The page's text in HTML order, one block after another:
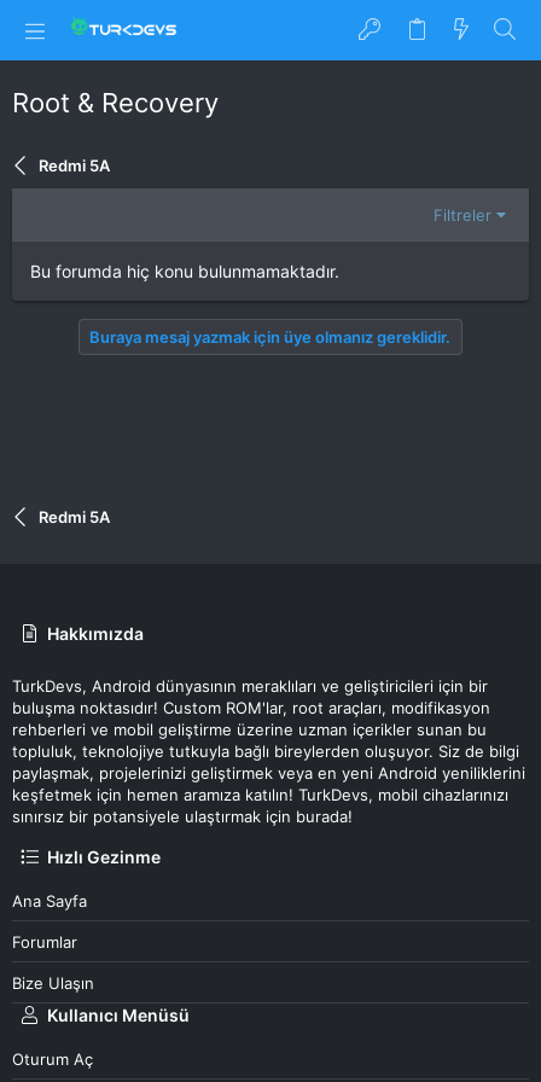
Root & Recovery
Redmi 5A
Filtreler
Bu forumda hiç konu bulunmamaktadır.
Buraya mesaj yazmak için üye olmanız gereklidir.
Redmi 5A
Hakkımızda
TurkDevs, Android dünyasının meraklıları ve geliştiricileri için bir
buluşma noktasıdır! Custom ROM'lar, root araçları, modifikasyon
rehberleri ve mobil geliştirme üzerine uzman içerikler sunan bu
topluluk, teknolojiye tutkuyla bağlı bireylerden oluşuyor. Siz de bilgi
paylaşmak, projelerinizi geliştirmek veya en yeni Android yeniliklerini
keşfetmek için hemen aramıza katılın! TurkDevs, mobil cihazlarınızı
sınırsız bir potansiyele ulaştırmak için burada!
Hızlı Gezinme
Ana Sayfa
Forumlar
Bize Ulaşın
Kullanıcı Menüsü
Oturum Aç